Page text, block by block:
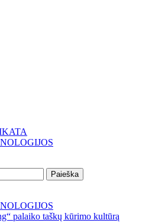
palaiko taškų kūrimo kultūrą